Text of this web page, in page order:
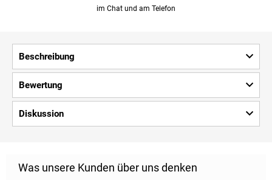
im Chat und am Telefon
Beschreibung
Bewertung
Diskussion